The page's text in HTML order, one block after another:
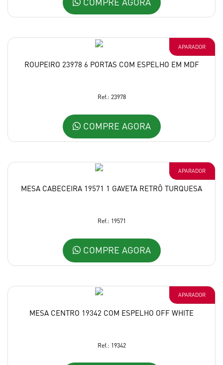
APARADOR
ROUPEIRO 23978 6 PORTAS COM ESPELHO EM MDF
Ref.: 23978
COMPRE AGORA
APARADOR
MESA CABECEIRA 19571 1 GAVETA RETRÔ TURQUESA
Ref.: 19571
COMPRE AGORA
APARADOR
MESA CENTRO 19342 COM ESPELHO OFF WHITE
Ref.: 19342